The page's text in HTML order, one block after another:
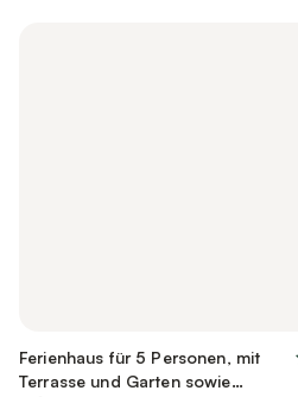
Ferienhaus für 5 Personen, mit
Terrasse und Garten sowie